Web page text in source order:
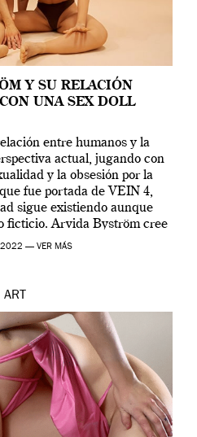
Y SU RELACIÓN
UNA SEX DOLL
entre humanos y la
actual, jugando con
y la obsesión por la
fue portada de VEIN 4,
sigue existiendo aunque
ficticio. Arvida Byström cree
un complejo […]
— VER MÁS
ART